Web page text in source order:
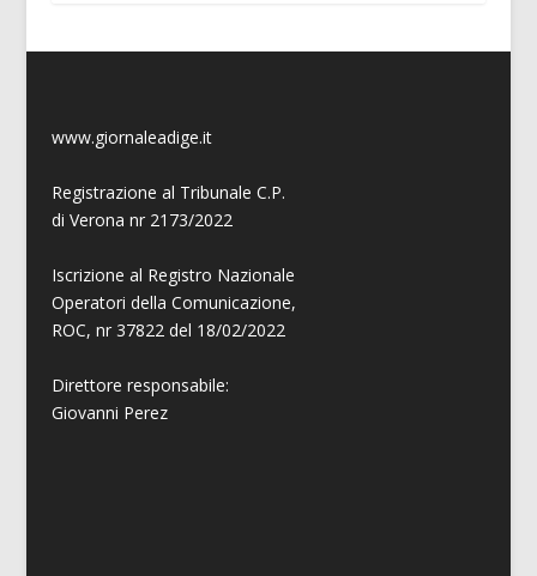
www.giornaleadige.it
Registrazione al Tribunale C.P.
di Verona nr 2173/2022
Iscrizione al Registro Nazionale
Operatori della Comunicazione,
ROC, nr 37822 del 18/02/2022
Direttore responsabile:
Giovanni Perez